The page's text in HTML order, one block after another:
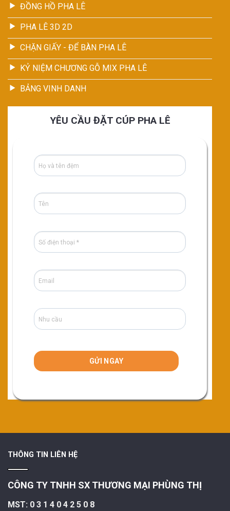
ĐỒNG HỒ PHA LÊ
PHA LÊ 3D 2D
CHẶN GIẤY - ĐỂ BÀN PHA LÊ
KỶ NIỆM CHƯƠNG GỖ MIX PHA LÊ
BẢNG VINH DANH
YÊU CẦU ĐẶT CÚP PHA LÊ
THÔNG TIN LIÊN HỆ
CÔNG TY TNHH SX THƯƠNG MẠI PHÙNG THỊ
MST: 0 3 1 4 0 4 2 5 0 8